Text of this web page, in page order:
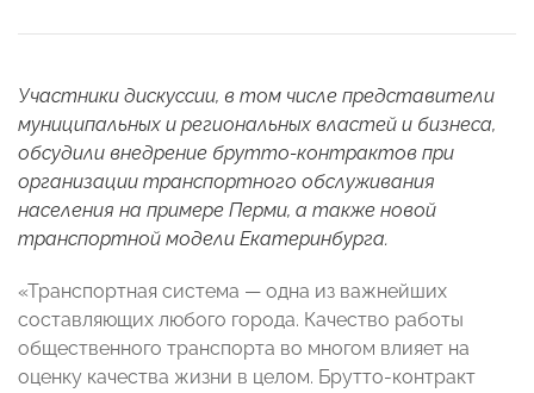
Участники дискуссии, в том числе представители
муниципальных и региональных властей и бизнеса,
обсудили внедрение брутто-контрактов при
организации транспортного обслуживания
населения на примере Перми, а также новой
транспортной модели Екатеринбурга.
«Транспортная система — одна из важнейших
составляющих любого города. Качество работы
общественного транспорта во многом влияет на
оценку качества жизни в целом. Брутто-контракт